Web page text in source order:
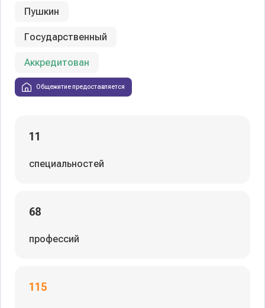
Пушкин
Государственный
Аккредитован
Общежитие предоставляется
11
специальностей
68
профессий
115